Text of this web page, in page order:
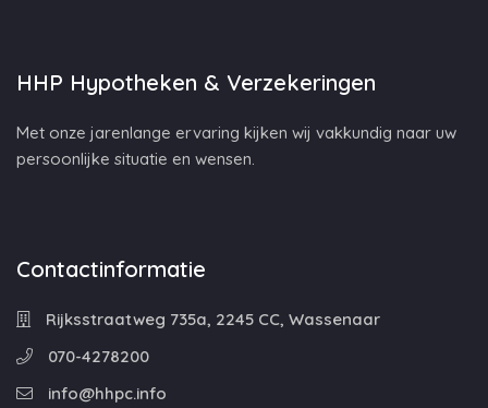
HHP Hypotheken & Verzekeringen
Met onze jarenlange ervaring kijken wij vakkundig naar uw
persoonlijke situatie en wensen.
Contactinformatie
Rijksstraatweg 735a, 2245 CC, Wassenaar
070-4278200
info@hhpc.info